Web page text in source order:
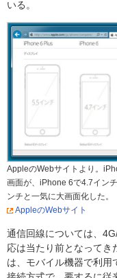
いる。
AppleのWebサイトより。
画面が、iPhone 6で4.7イン
ンチと一気に大画面化した。
AppleのWebサイト
通信回線については、
応は当たり前となってき
は、モバイル機器で利用